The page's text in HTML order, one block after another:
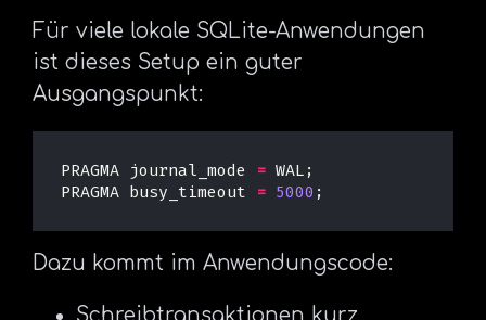
Für viele lokale SQLite-Anwendungen
ist dieses Setup ein guter
Ausgangspunkt:
PRAGMA journal_mode = WAL ;
PRAGMA busy_timeout = 5000 ;
Dazu kommt im Anwendungscode:
Schreibtransaktionen kurz